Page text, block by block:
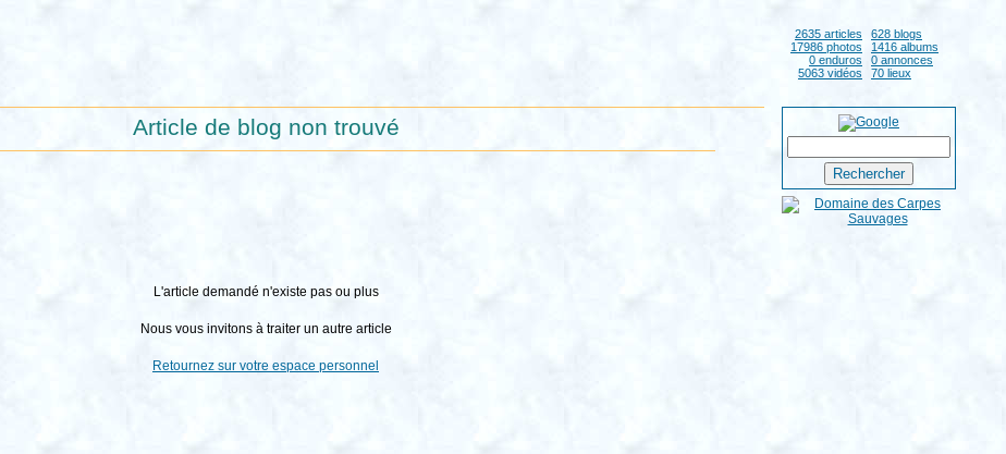
2635 articles
628 blogs
17986 photos
1416 albums
0 enduros
0 annonces
5063 vidéos
70 lieux
Article de blog non trouvé
L'article demandé n'existe pas ou plus
Nous vous invitons à traiter un autre article
Retournez sur votre espace personnel